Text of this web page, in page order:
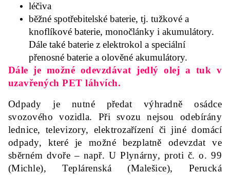
léčiva
běžné spotřebitelské baterie, tj. tužkové a
knoflíkové baterie, monočlánky i akumulátory.
Dále také baterie z elektrokol a speciální
přenosné baterie a olověné akumulátory.
Dále je možné odevzdávat jedlý olej a tuk v
uzavřených PET láhvích.
Odpady je nutné předat výhradně osádce
svozového vozidla. Při svozu nejsou odebírány
lednice, televizory, elektrozařízení či jiné domácí
odpady, které je možné bezplatně odevzdat ve
sběrném dvoře – např. U Plynárny, proti č. o. 99
(Michle), Teplárenská (Malešice), Perucká